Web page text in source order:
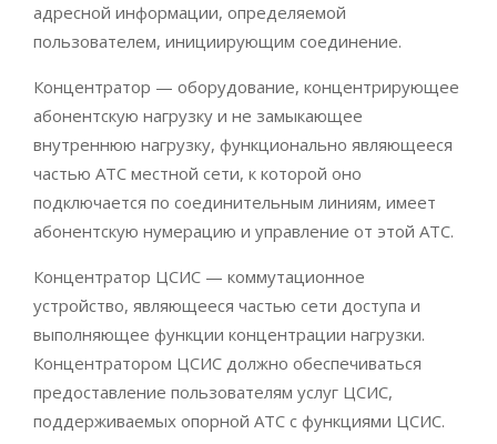
адресной информации, определяемой
пользователем, инициирующим соединение.
Концентратор — оборудование, концентрирующее
абонентскую нагрузку и не замыкающее
внутреннюю нагрузку, функционально являющееся
частью АТС местной сети, к которой оно
подключается по соединительным линиям, имеет
абонентскую нумерацию и управление от этой АТС.
Концентратор ЦСИС — коммутационное
устройство, являющееся частью сети доступа и
выполняющее функции концентрации нагрузки.
Концентратором ЦСИС должно обеспечиваться
предоставление пользователям услуг ЦСИС,
поддерживаемых опорной АТС с функциями ЦСИС.